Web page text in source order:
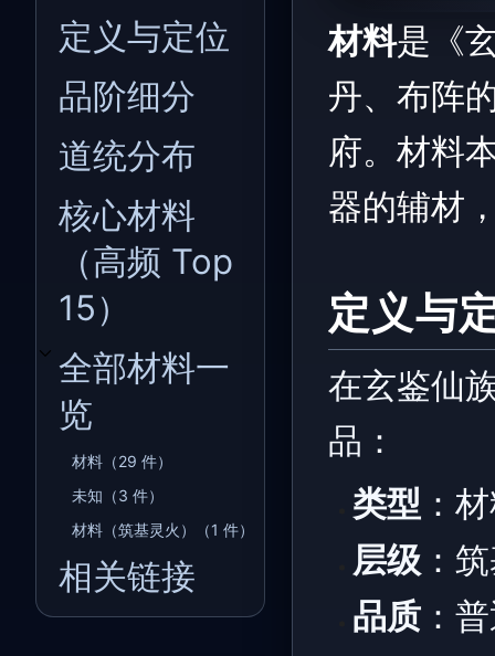
定义与定位
品阶细分
道统分布
核心材料
（高频 Top
15）
全部材料一
览
开关全部材料一览子章节
材料（29 件）
未知（3 件）
材料（筑基灵火）（1 件）
相关链接
材料是《
丹、布阵
府。材料
器的辅材
定义与
在玄鉴仙
品：
类型 ：
层级 ：
品质 ：